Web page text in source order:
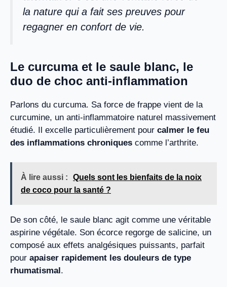
la nature qui a fait ses preuves pour
regagner en confort de vie.
Le curcuma et le saule blanc, le
duo de choc anti-inflammation
Parlons du curcuma. Sa force de frappe vient de la
curcumine, un anti-inflammatoire naturel massivement
étudié. Il excelle particulièrement pour calmer le feu
des inflammations chroniques comme l’arthrite.
À lire aussi :
Quels sont les bienfaits de la noix
de coco pour la santé ?
De son côté, le saule blanc agit comme une véritable
aspirine végétale. Son écorce regorge de salicine, un
composé aux effets analgésiques puissants, parfait
pour apaiser rapidement les douleurs de type
rhumatismal.